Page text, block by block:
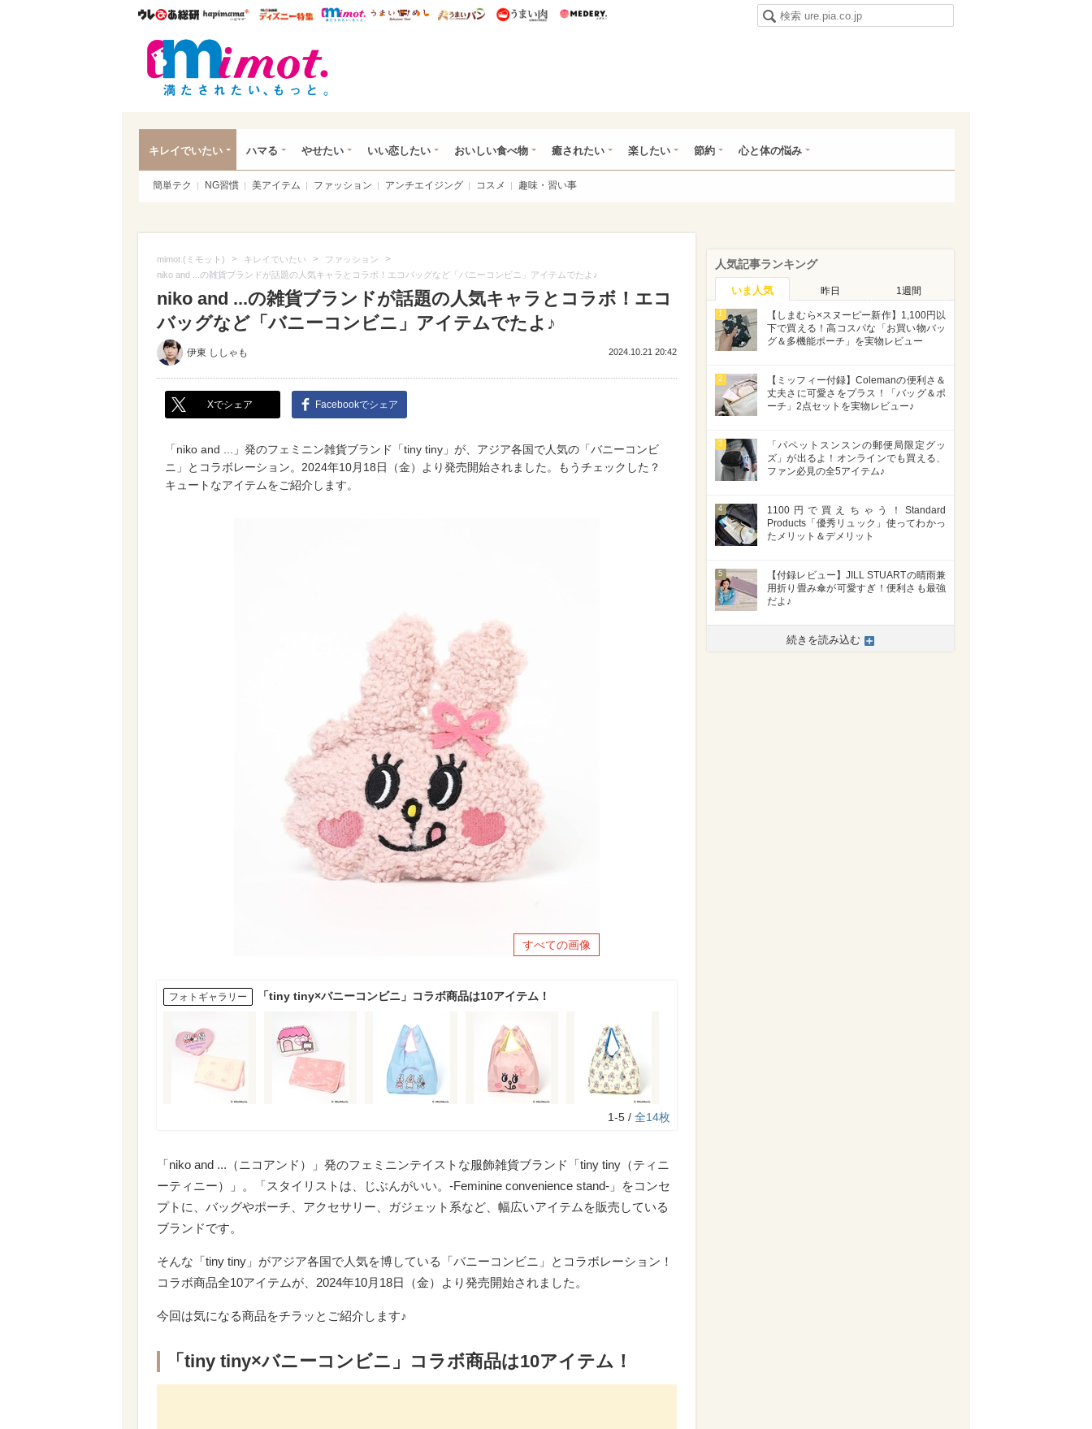
ウレぴあ総研ハピママ* ウレぴあ総研 ディズニー特集
mimot. うまいめし うまいパン うまい肉
キレイでいたい ハマる やせたい いい恋したい おいしい食べ物 癒されたい 楽したい 節約 心と体の悩み
簡単テク NG習慣 美アイテム ファッション アンチエイジング コスメ 趣味・習い事
mimot.(ミモット) > キレイでいたい > ファッション >
niko and ...の雑貨ブランドが話題の人気キャラとコラボ！エコバッグなど「バニーコンビニ」アイテムでたよ♪
niko and ...の雑貨ブランドが話題の人気キャラとコラボ！エコ
バッグなど「バニーコンビニ」アイテムでたよ♪
伊東 ししゃも 2024.10.21 20:42
Xでシェア Facebookでシェア
「niko and ...」発のフェミニン雑貨ブランド「tiny tiny」が、アジア各国で人気の「バニーコンビ
ニ」とコラボレーション。2024年10月18日（金）より発売開始されました。もうチェックした？
キュートなアイテムをご紹介します。
すべての画像
フォトギャラリー 「tiny tiny×バニーコンビニ」コラボ商品は10アイテム！
1-5 / 全14枚
「niko and ...（ニコアンド）」発のフェミニンテイストな服飾雑貨ブランド「tiny tiny（ティニ
ーティニー）」。「スタイリストは、じぶんがいい。-Feminine convenience stand-」をコンセ
プトに、バッグやポーチ、アクセサリー、ガジェット系など、幅広いアイテムを販売している
ブランドです。
そんな「tiny tiny」がアジア各国で人気を博している「バニーコンビニ」とコラボレーション！
コラボ商品全10アイテムが、2024年10月18日（金）より発売開始されました。
今回は気になる商品をチラッとご紹介します♪
「tiny tiny×バニーコンビニ」コラボ商品は10アイテム！
人気記事ランキング
いま人気 昨日 1週間
1
【しまむら×スヌーピー新作】1,100円以
下で買える！高コスパな「お買い物バッ
グ＆多機能ポーチ」を実物レビュー
2
【ミッフィー付録】Colemanの便利さ＆
丈夫さに可愛さをプラス！「バッグ＆ポ
ーチ」2点セットを実物レビュー♪
3
「パペットスンスンの郵便局限定グッ
ズ」が出るよ！オンラインでも買える、
ファン必見の全5アイテム♪
4
1100円で買えちゃう！Standard
Products「優秀リュック」使ってわかっ
たメリット＆デメリット
5
【付録レビュー】JILL STUARTの晴雨兼
用折り畳み傘が可愛すぎ！便利さも最強
だよ♪
続きを読み込む